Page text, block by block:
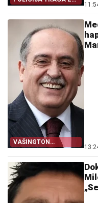
AUTORIMA
VAŠINGTON
NEZADOVOLJAN